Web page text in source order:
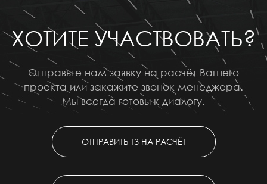
ХОТИТЕ УЧАСТВОВАТЬ?
Отправьте нам заявку на расчёт Вашего
проекта или закажите звонок менеджера.
Мы всегда готовы к диалогу.
ОТПРАВИТЬ ТЗ НА РАСЧЁТ